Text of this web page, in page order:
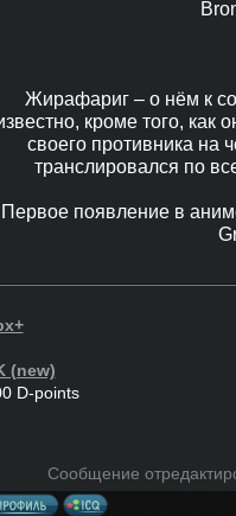
Жирафариг – о нём к
кроме того, как
своего противника на
транслировался по
Первое появление в
(new)
D-points
Сообщение